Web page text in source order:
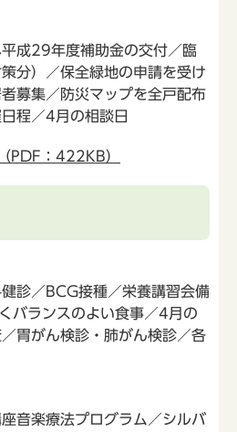
成29年度補助金の交付／臨
分）／保全緑地の申請を受け
募集／防災マップを全戸配布
程／4月の相談日
PDF：422KB）
診／BCG接種／栄養講習会備
バランスのよい食事／4月の
胃がん検診・肺がん検診／各
音楽療法プログラム／シルバ